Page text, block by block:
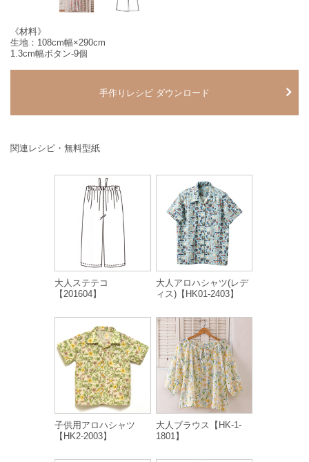
《材料》
生地：108cm幅×290cm
1.3cm幅ボタン-9個
手作りレシピ ダウンロード
関連レシピ・無料型紙
大人ステテコ
【201604】
大人アロハシャツ(レデ
ィス)【HK01-2403】
子供用アロハシャツ
【HK2-2003】
大人ブラウス【HK-1-
1801】